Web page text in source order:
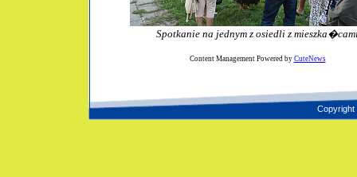
Spotkanie na jednym z osiedli z
Content Management Powered by CuteNews